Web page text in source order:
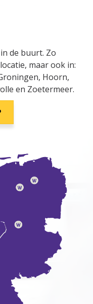
de buurt. Zo
maar ook in:
Hoorn,
en Zoetermeer.